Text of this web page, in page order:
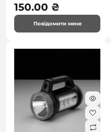
150.00 ₴
Повідомити мене